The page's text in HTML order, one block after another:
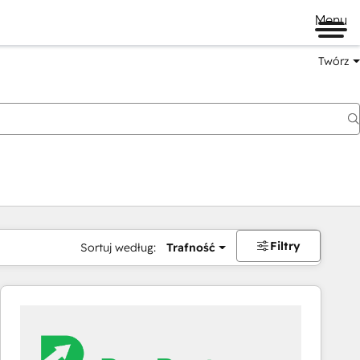
Menu
Twórz
Sortuj według: Trafność Filtry